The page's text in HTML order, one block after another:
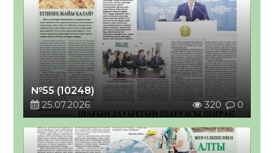
№55 (10248)
25.07.2026
320 0